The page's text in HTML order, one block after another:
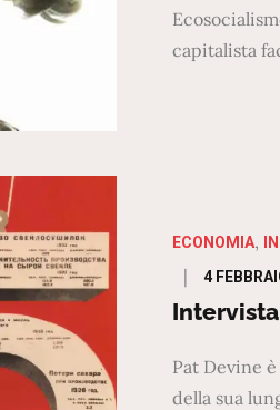
capitalista
ECONOMIA
Posted
on
4
Pat Devine
della sua